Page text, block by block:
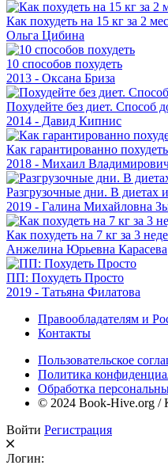
Как похудеть на 15 кг за
Ольга Цибина
10 способов похудеть
2013 - Оксана Бриза
Похудейте без диет. Способ
2014 - Давид Кипнис
Как гарантированно
2018 - Михаил
Разгрузочные дни. В диетах
2019 - Галина Михайловна
Как похудеть на 7 кг за 3
Анжелина Юрьевна Карасева
ПП: Похудеть Просто
2019 - Татьяна Филатова
Правообладателям и
Контакты
Пользовательское
Политика
Обработка
© 2024 Book-Hive.org /
Войти Регистрация
Логин: